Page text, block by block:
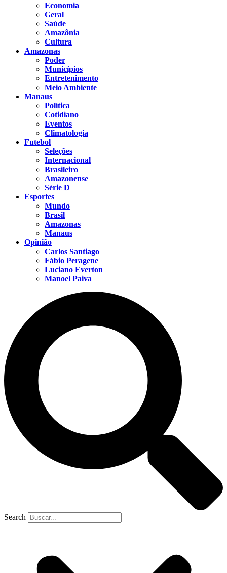
Economia
Geral
Saúde
Amazônia
Cultura
Amazonas
Poder
Municípios
Entretenimento
Meio Ambiente
Manaus
Política
Cotidiano
Eventos
Climatologia
Futebol
Seleções
Internacional
Brasileiro
Amazonense
Série D
Esportes
Mundo
Brasil
Amazonas
Manaus
Opinião
Carlos Santiago
Fábio Peragene
Luciano Everton
Manoel Paiva
Search